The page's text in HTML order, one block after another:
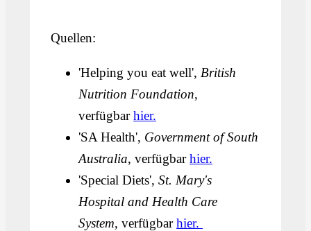
Quellen:
'Helping you eat well', British
Nutrition Foundation,
verfügbarhier.
'SA Health', Government of South
Australia,verfügbar hier.
'Special Diets',St. Mary's
Hospital and Health Care
System, verfügbarhier.